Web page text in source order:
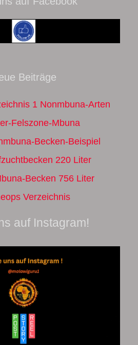
Beiträge
1 Nonmbuna-Arten
Felszone-Mbuna
Becken-Beispiel
220 Liter
Becken 756 Liter
Verzeichnis
auf Instagram!